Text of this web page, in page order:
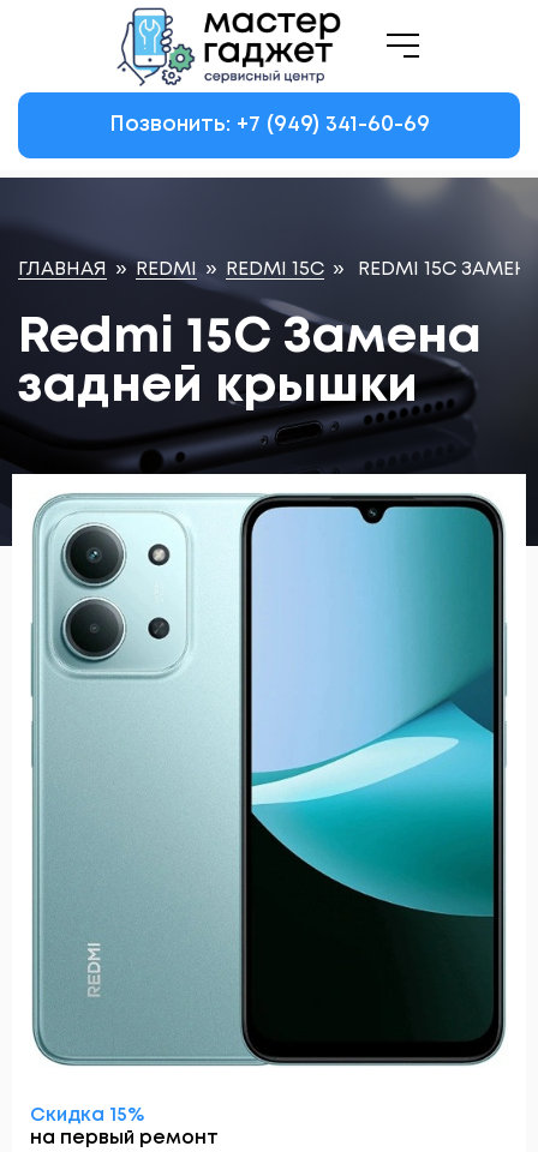
Позвонить: +7 (949) 341-60-69
ГЛАВНАЯ » REDMI » REDMI 15C » REDMI 15C
Redmi 15C Замена
задней крышки
Скидка 15%
на первый ремонт